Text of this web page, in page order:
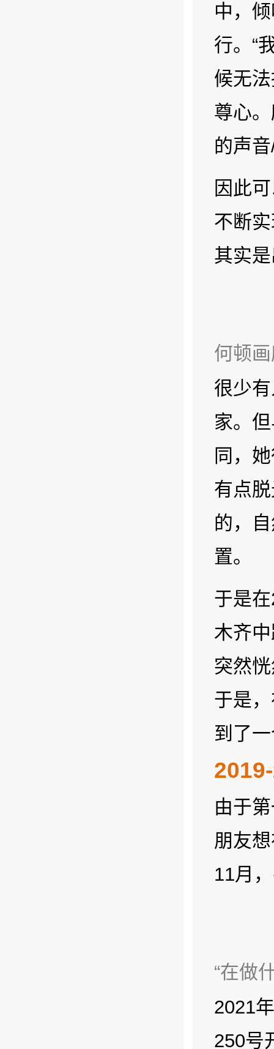
中，
行。“
候无
尊心
的声
因此
不断
其实
何顿
很少
家。
同，
有点
的，
置。
于是
木齐
突然
于是
到了
由于
朋友
11月
“在做
2021
250号